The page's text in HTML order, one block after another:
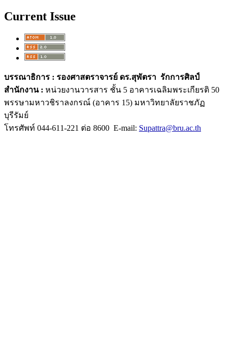
Current Issue
บรรณาธิการ : รองศาสตราจารย์ ดร.สุพัตรา รักการศิลป์
สำนักงาน : หน่วยงานวารสาร ชั้น 5 อาคารเฉลิมพระเกียรติ 50
พรรษามหาวชิราลงกรณ์ (อาคาร 15) มหาวิทยาลัยราชภัฏ
บุรีรัมย์
โทรศัพท์ 044-611-221 ต่อ 8600 E-mail: Supattra@bru.ac.th